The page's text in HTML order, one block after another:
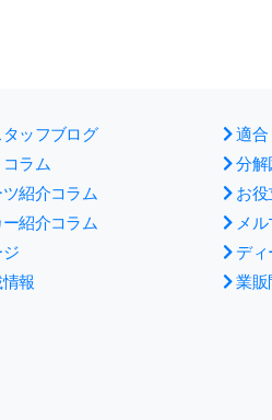
ッフブログ
ラム
紹介コラム
紹介コラム
報
適合
分解
お
メ
デ
業販